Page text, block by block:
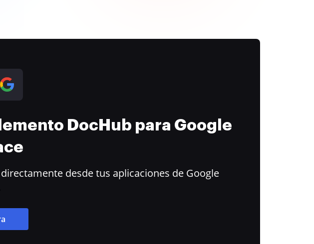
DocHub para Google
desde tus aplicaciones de Google